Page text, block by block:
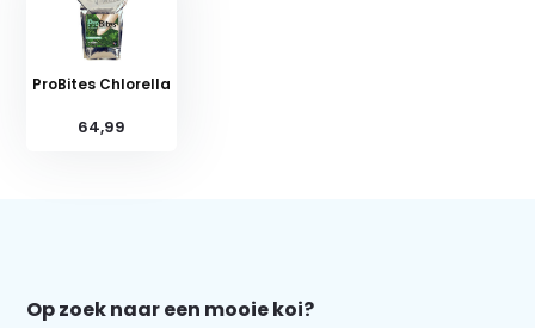
ProBites Chlorella
64,99
Op zoek naar een mooie koi?